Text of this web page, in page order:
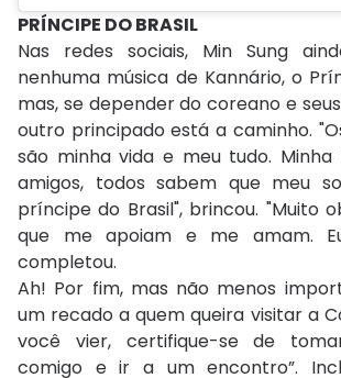
PRÍNCIPE DO BRASIL
Nas redes sociais, Min Sung
nenhuma música de Kannário, o
mas, se depender do coreano e
outro principado está a caminho.
são minha vida e meu tudo.
amigos, todos sabem que meu
príncipe do Brasil", brincou. "Muito
que me apoiam e me amam.
completou.
Ah! Por fim, mas não menos
um recado a quem queira visitar a
você vier, certifique-se de
comigo e ir a um encontro”.